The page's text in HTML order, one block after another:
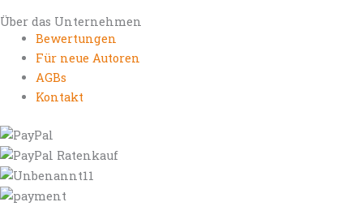
Über das Unternehmen
Bewertungen
Für neue Autoren
AGBs
Kontakt